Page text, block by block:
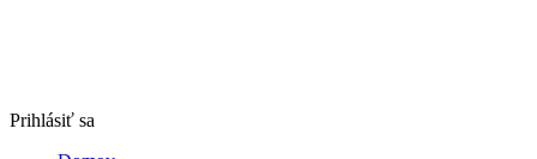
Prihlásiť sa